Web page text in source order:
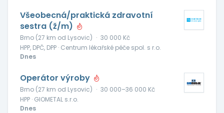
Všeobecná/praktická zdravotní
sestra (ž/m)
Brno (27 km od Lysovic) · 30 000 Kč
HPP, DPČ, DPP · Centrum lékařské péče spol. s r.o.
Dnes
Operátor výroby
Brno (27 km od Lysovic) · 30 000–36 000 Kč
HPP · GIOMETAL s.r.o.
Dnes